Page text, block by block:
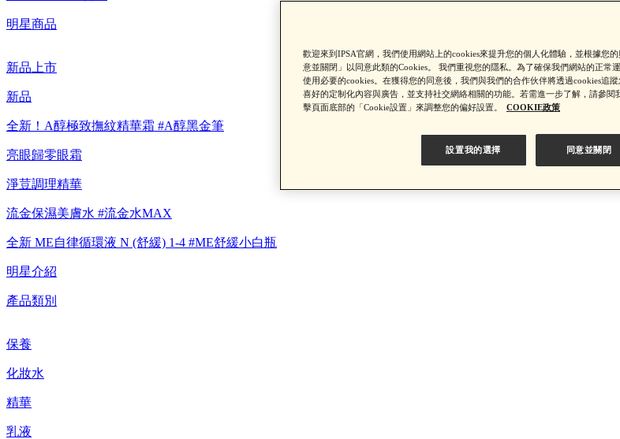
【重要公告】IPSA 無法驗證非官方通路銷售之品牌商品的真實性
明星商品
新品上市
新品
全新！A醇極致撫紋精華霜 #A醇黑金筆
亮眼歸零眼霜
淨荳調理精華
流金保濕美膚水 #流金水MAX
全新 ME自律循環液 N (舒緩) 1-4 #ME舒緩小白瓶
明星介紹
產品類別
保養
化妝水
精華
乳液
歡迎來到IPSA官網，我們使用網站上的cookies來提升您的個人化體驗，並根據您
意並關閉」以同意此類的Cookies。 我們重視您的隱私。為了確保我們網站的正常
使用必要的cookies。在獲得您的同意後，我們與我們的合作伙伴將透過cookies追
喜好的定制化內容與廣告，並支持社交網絡相關的功能。若需進一步了解，請參閱
擊頁面底部的「Cookie設置」來調整您的偏好設置。
COOKIE政策
設置我的選擇 同意並關閉